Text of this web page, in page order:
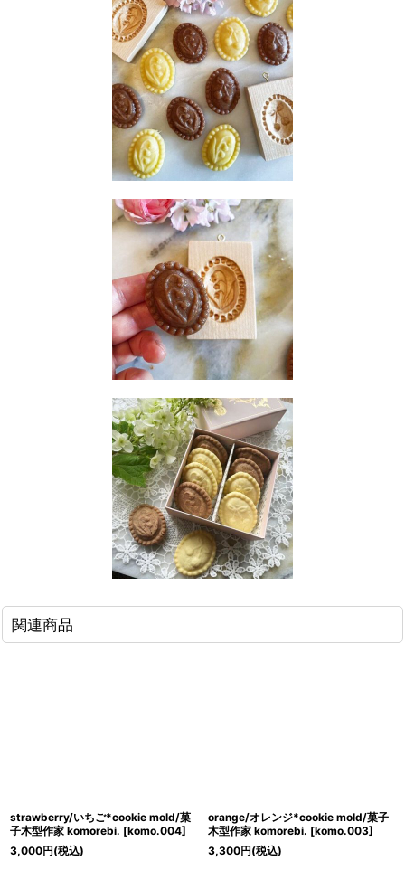
関連商品
strawberry/いちご*cookie mold/菓
子木型作家 komorebi. [komo.004]
3,000円(税込)
orange/オレンジ*cookie mold/菓子
木型作家 komorebi. [komo.003]
3,300円(税込)